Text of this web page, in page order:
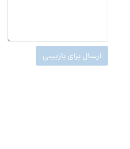
ارسال برای بازبینی